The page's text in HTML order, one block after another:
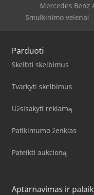
Mercedes
Smulkinimo velenai
Parduoti
Skelbti skelbimus
Tvarkyti skelbimus
Užsisakyti reklamą
Patikimumo ženklas
Pateikti aukcioną
Aptarnavimas ir